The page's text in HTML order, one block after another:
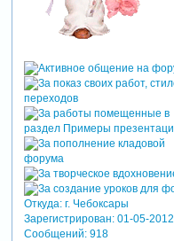
Откуда:г. Чебоксары
Зарегистрирован: 01-05-2012
Сообщений:918